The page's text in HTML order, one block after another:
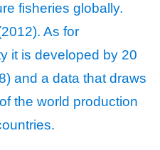
fisheries globally.
As for
it is developed by 20
and a data that draws
the world production